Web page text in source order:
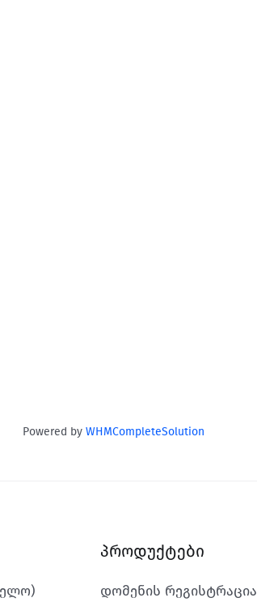
Powered by WHMCompleteSolution
პროდუქტები
დომენის რეგისტრაცია